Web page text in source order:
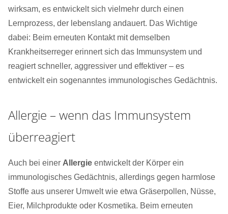
wirksam, es entwickelt sich vielmehr durch einen
Lernprozess, der lebenslang andauert. Das Wichtige
dabei: Beim erneuten Kontakt mit demselben
Krankheitserreger erinnert sich das Immunsystem und
reagiert schneller, aggressiver und effektiver – es
entwickelt ein sogenanntes immunologisches Gedächtnis.
Allergie – wenn das Immunsystem
überreagiert
Auch bei einer Allergie entwickelt der Körper ein
immunologisches Gedächtnis, allerdings gegen harmlose
Stoffe aus unserer Umwelt wie etwa Gräserpollen, Nüsse,
Eier, Milchprodukte oder Kosmetika. Beim erneuten